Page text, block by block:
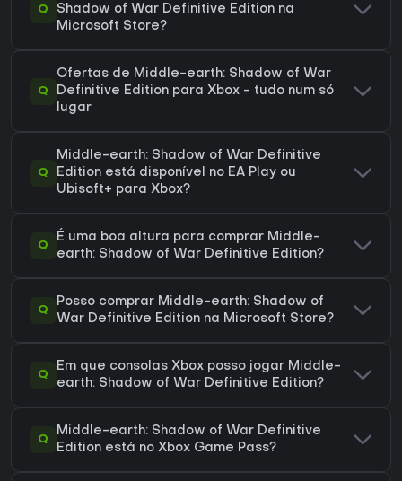
Q
Shadow of War Definitive Edition na
Microsoft Store?
Q
Ofertas de Middle-earth: Shadow of War
Definitive Edition para Xbox - tudo num só
lugar
Q
Middle-earth: Shadow of War Definitive
Edition está disponível no EA Play ou
Ubisoft+ para Xbox?
Q
É uma boa altura para comprar Middle-
earth: Shadow of War Definitive Edition?
Q
Posso comprar Middle-earth: Shadow of
War Definitive Edition na Microsoft Store?
Q
Em que consolas Xbox posso jogar Middle-
earth: Shadow of War Definitive Edition?
Q
Middle-earth: Shadow of War Definitive
Edition está no Xbox Game Pass?